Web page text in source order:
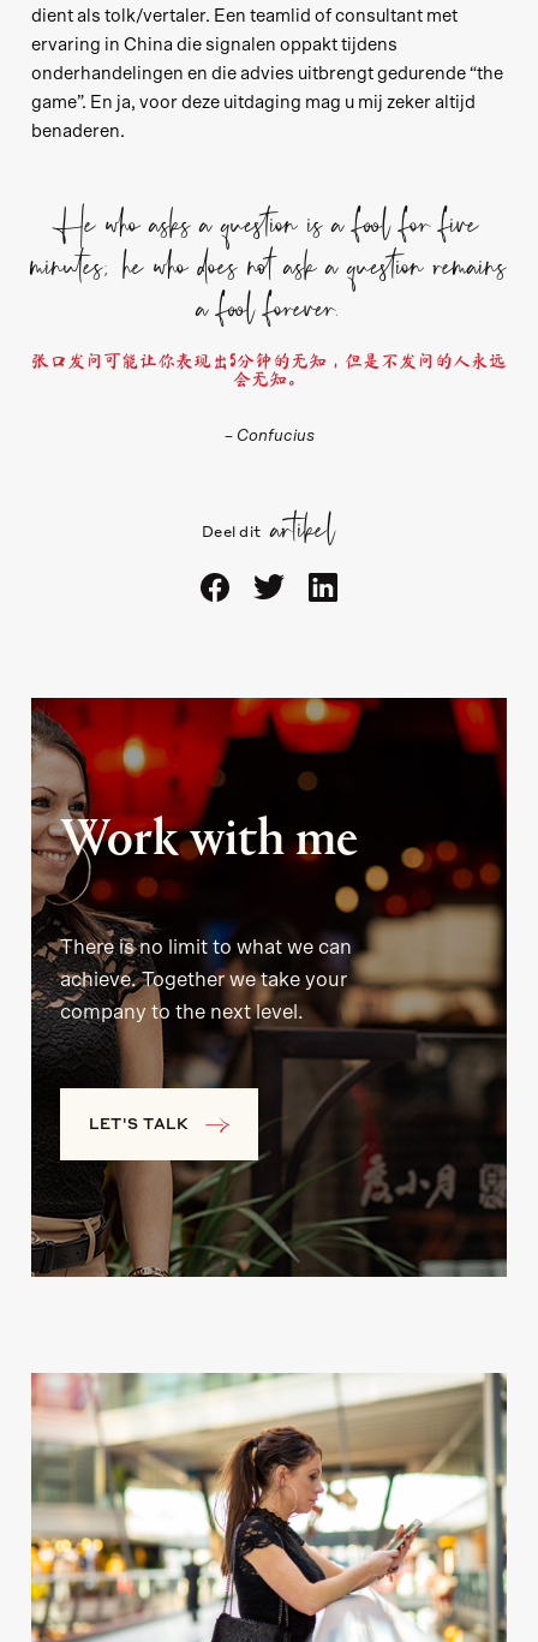
dient als tolk/vertaler. Een teamlid of consultant met
ervaring in China die signalen oppakt tijdens
onderhandelingen en die advies uitbrengt gedurende “the
game”. En ja, voor deze uitdaging mag u mij zeker altijd
benaderen.
He who asks a question is a fool for five
minutes; he who does not ask a question remains
a fool forever.
张口发问可能让你表现出5分钟的无知，但是不发问的人永远
会无知。
– Confucius
Deel dit artikel
Work with me
There is no limit to what we can
achieve. Together we take your
company to the next level.
LET'S TALK